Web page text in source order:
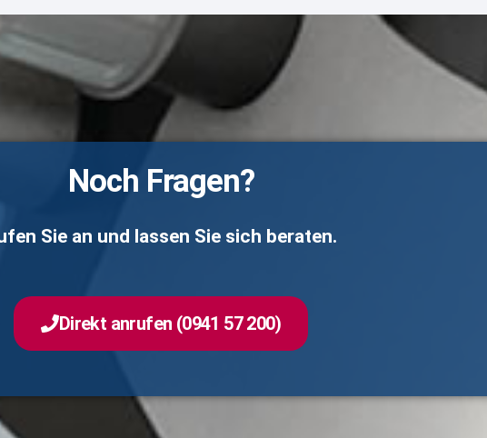
Noch Fragen?
Sie an und lassen Sie sich beraten.
Direkt anrufen (0941 57 200)